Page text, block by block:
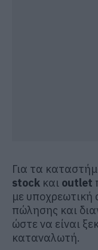
Για τα
stock και outlet
με υποχρεωτική
πώλησης και
ώστε να είναι
καταναλωτή.